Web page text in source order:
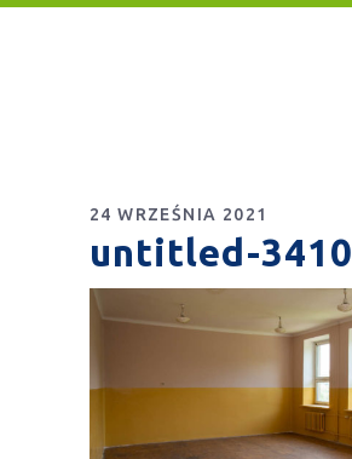
24 WRZEŚNIA 2021
untitled-3410